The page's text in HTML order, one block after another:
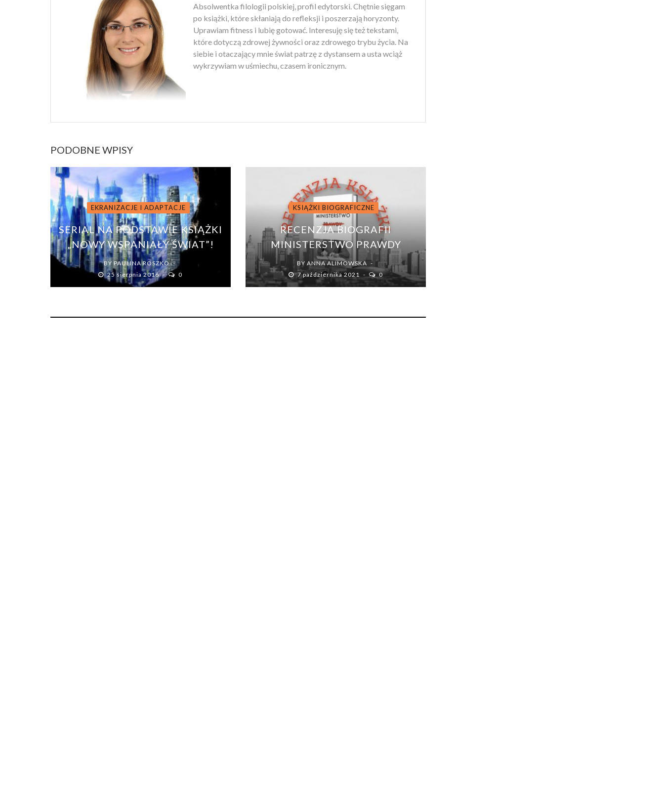
Absolwentka filologii polskiej, profil edytorski. Chętnie sięgam
po książki, które skłaniają do refleksji i poszerzają horyzonty.
Uprawiam fitness i lubię gotować. Interesuję się też tekstami,
które dotyczą zdrowej żywności oraz zdrowego trybu życia. Na
siebie i otaczający mnie świat patrzę z dystansem a usta wciąż
wykrzywiam w uśmiechu, czasem ironicznym.
PODOBNE WPISY
EKRANIZACJE I ADAPTACJE
SERIAL NA PODSTAWIE KSIĄŻKI
„NOWY WSPANIAŁY ŚWIAT”!
BY PAULINA ROSZKO
25 sierpnia 2016
0
KSIĄŻKI BIOGRAFICZNE
RECENZJA BIOGRAFII
MINISTERSTWO PRAWDY
BY ANNA ALIMOWSKA
7 października 2021
0